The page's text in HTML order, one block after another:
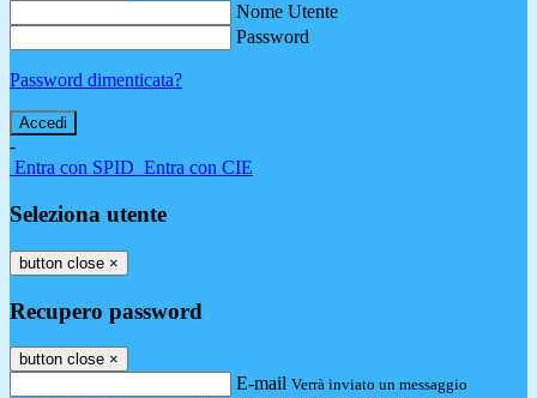
Nome Utente
Password
Password dimenticata?
-
Entra con SPID Entra con CIE
Seleziona utente
button close ×
Recupero password
button close ×
E-mail Verrà inviato un messaggio